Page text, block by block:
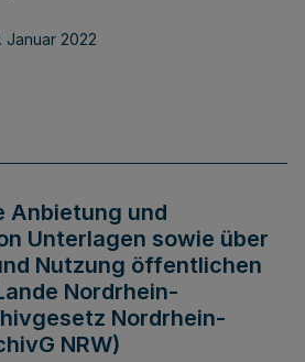
Januar 2022
Anbietung und
Unterlagen sowie über
Nutzung öffentlichen
Nordrhein-
Nordrhein-
NRW)